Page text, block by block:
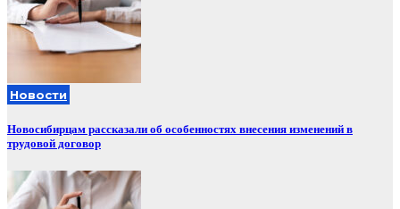
Новости
Новосибирцам рассказали об особенностях внесения изменений в
трудовой договор